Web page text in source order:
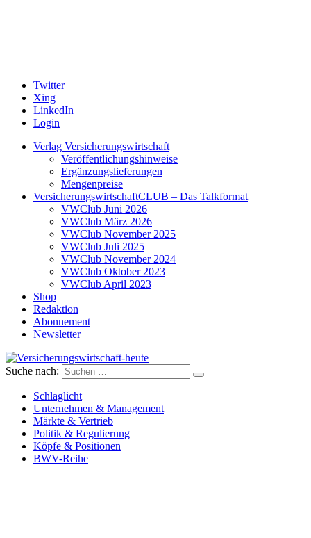
Twitter
Xing
LinkedIn
Login
Verlag Versicherungswirtschaft
Veröffentlichungshinweise
Ergänzungslieferungen
Mengenpreise
VersicherungswirtschaftCLUB – Das Talkformat
VWClub Juni 2026
VWClub März 2026
VWClub November 2025
VWClub Juli 2025
VWClub November 2024
VWClub Oktober 2023
VWClub April 2023
Shop
Redaktion
Abonnement
Newsletter
Versicherungswirtschaft-heute
Suche nach:
Schlaglicht
Unternehmen & Management
Märkte & Vertrieb
Politik & Regulierung
Köpfe & Positionen
BWV-Reihe